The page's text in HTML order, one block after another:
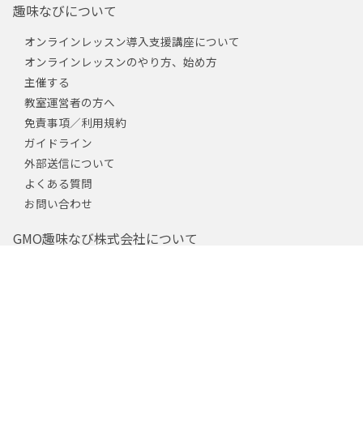
趣味なびについて
オンラインレッスン導入支援講座について
オンラインレッスンのやり方、始め方
主催する
教室運営者の方へ
免責事項／利用規約
ガイドライン
外部送信について
よくある質問
お問い合わせ
GMO趣味なび株式会社について